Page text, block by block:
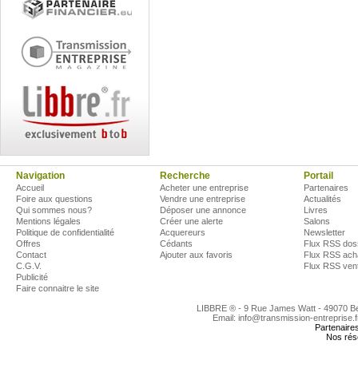
Navigation
Accueil
Foire aux questions
Qui sommes nous?
Mentions légales
Politique de confidentialité
Offres
Contact
C.G.V.
Publicité
Faire connaitre le site
Recherche
Acheter une entreprise
Vendre une entreprise
Déposer une annonce
Créer une alerte
Acquereurs
Cédants
Ajouter aux favoris
Portail
Partenaires
Actualités
Livres
Salons
Newsletter
Flux RSS
Flux RSS
Flux RSS
LIBBRE ® - 9 Rue James Watt - 49070
Email: info@transmission-
Nos